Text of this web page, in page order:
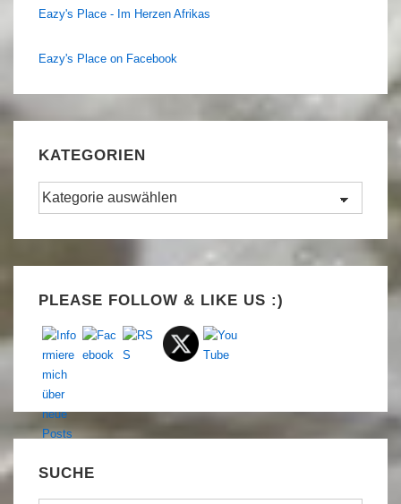
Eazy's Place - Im Herzen Afrikas
Eazy's Place on Facebook
KATEGORIEN
Kategorien
PLEASE FOLLOW & LIKE US :)
SUCHE